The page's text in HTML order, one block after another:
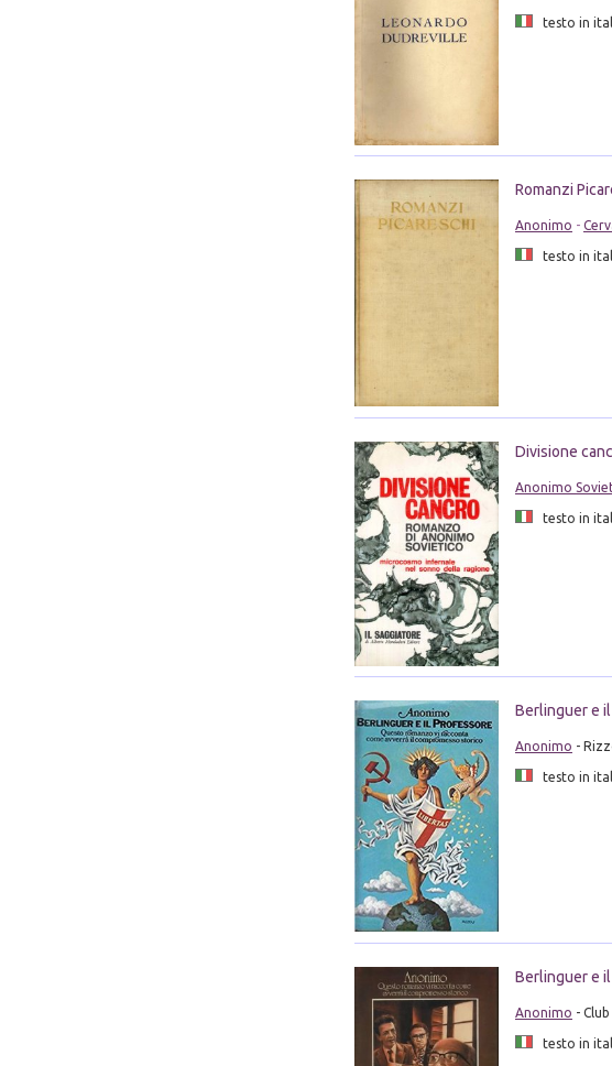
testo in
Romanzi
Anonimo -
testo in
Divisione
Anonimo
testo in
Berlinguer e
Anonimo -
testo in
Berlinguer e
Anonimo -
testo in